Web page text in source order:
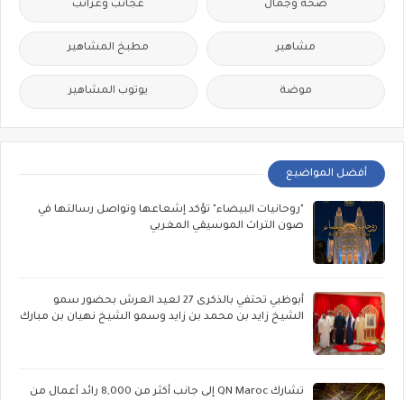
صحة وجمال عجائب وغرائب
مشاهير مطبخ المشاهير
موضة يوتوب المشاهير
أفضل المواضيع
"روحانيات البيضاء" تؤكد إشعاعها وتواصل رسالتها في
صون التراث الموسيقي المغربي
أبوظبي تحتفي بالذكرى 27 لعيد العرش بحضور سمو
الشيخ زايد بن محمد بن زايد وسمو الشيخ نهيان بن مبارك
تشارك QN Maroc إلى جانب أكثر من 8,000 رائد أعمال من